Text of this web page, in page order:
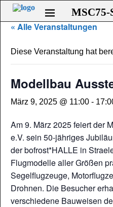
MSC75-
« Alle Veranstaltungen
Diese Veranstaltung hat
Modellbau
März 9, 2025 @ 11:00 -
Am 9. März 2025 feiert der
e.V. sein 50-jähriges
der bofrost*HALLE in
Flugmodelle aller Größen
Segelflugzeuge,
Drohnen. Die Besucher
verschiedene Bauweisen